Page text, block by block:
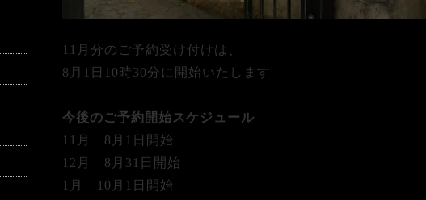
11月分のご予約受け付けは、
8月1日10時30分に開始いたします
今後のご予約開始スケジュール
11月 8月1日開始
12月 8月31日開始
1月 10月1日開始